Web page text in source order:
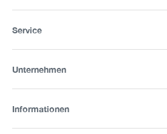
Service
Unternehmen
Informationen